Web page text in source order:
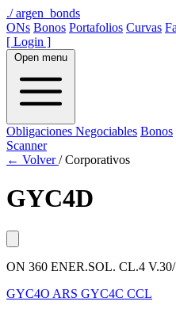
./argen_bonds
ONs Bonos Portafolios Curvas
[ Login ]
Open menu
Obligaciones Negociables Bonos
Scanner
← Volver/ Corporativos
GYC4D
ON 360 ENER.SOL. CL.4
GYC4O ARS GYC4C CCL